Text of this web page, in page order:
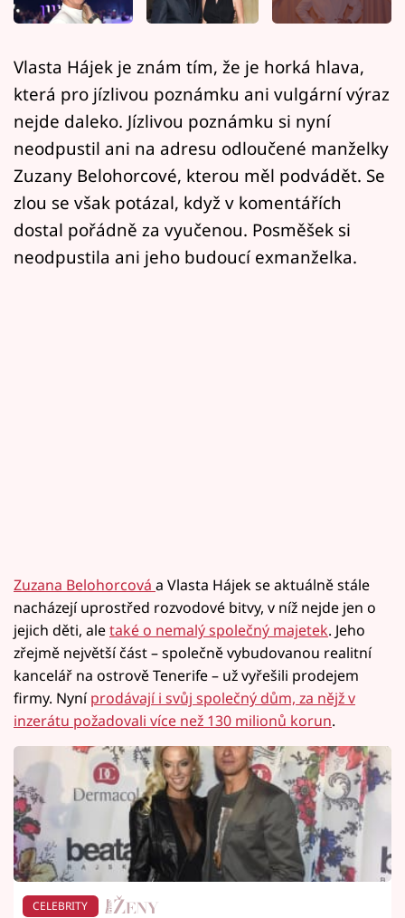
Sledujte nás
Vlasta Hájek je znám tím, že je horká hlava,
která pro jízlivou poznámku ani vulgární výraz
nejde daleko. Jízlivou poznámku si nyní
neodpustil ani na adresu odloučené manželky
Zuzany Belohorcové, kterou měl podvádět. Se
zlou se však potázal, když v komentářích
dostal pořádně za vyučenou. Posměšek si
neodpustila ani jeho budoucí exmanželka.
Zuzana Belohorcová a Vlasta Hájek se aktuálně stále
nacházejí uprostřed rozvodové bitvy, v níž nejde jen o
jejich děti, aletaké o nemalý společný majetek. Jeho
zřejmě největší část – společně vybudovanou realitní
kancelář na ostrově Tenerife – už vyřešili prodejem
firmy. Nyníprodávají i svůj společný dům, za nějž v
inzerátu požadovali více než 130 milionů korun.
CELEBRITY